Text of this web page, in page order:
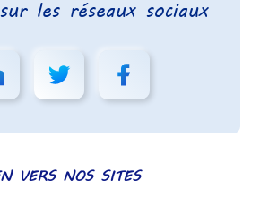
les réseaux sociaux
VERS NOS SITES